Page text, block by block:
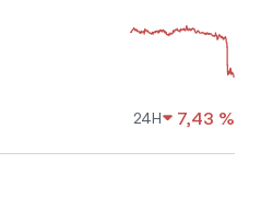
24H 7,43 %